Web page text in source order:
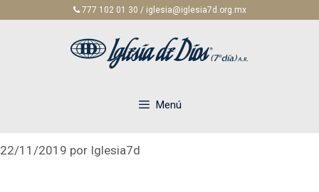
777 102 01 30 / iglesia@iglesia7d.org.mx
Menú
22/11/2019 por Iglesia7d